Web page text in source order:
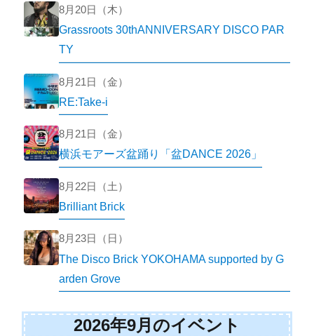
8月20日（木）
Grassroots 30thANNIVERSARY DISCO PAR
TY
8月21日（金）
RE:Take-i
8月21日（金）
横浜モアーズ盆踊り「盆DANCE 2026」
8月22日（土）
Brilliant Brick
8月23日（日）
The Disco Brick YOKOHAMA supported by G
arden Grove
2026年9月のイベント